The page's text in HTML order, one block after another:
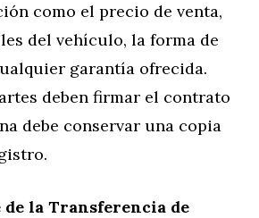
como el precio de venta,
del vehículo, la forma de
garantía ofrecida.
deben firmar el contrato
debe conservar una copia
la Transferencia de